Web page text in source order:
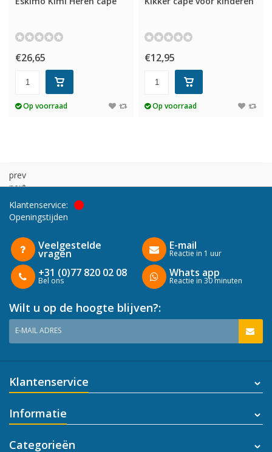
€26,65
Op voorraad
€12,95
Op voorraad
prev
next
Klantenservice:
Openingstijden
Veelgestelde
vragen
+31 (0)77 820 02 08
Bel ons
E-mail
Reactie in 1 uur
Whats app
Reactie in 30 minuten
Wilt u op de hoogte blijven?:
E-MAIL ADRES
Klantenservice
Informatie
Categorieën